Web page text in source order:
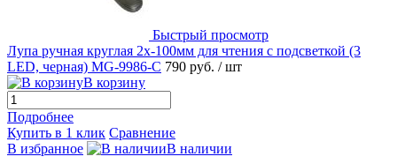
Быстрый просмотр
Лупа ручная круглая 2х-100мм для чтения с подсветкой (3
LED, черная) MG-9986-C 790 руб. / шт
В корзину
Подробнее
Купить в 1 клик Сравнение
В избранное
В наличии